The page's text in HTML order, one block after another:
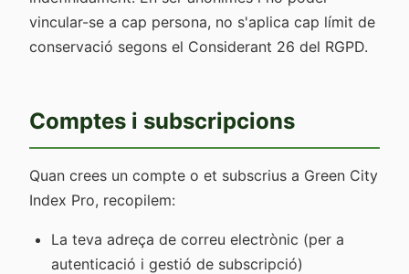
vincular-se a cap persona, no s'aplica cap límit de
conservació segons el Considerant 26 del RGPD.
Comptes i subscripcions
Quan crees un compte o et subscrius a Green City
Index Pro, recopilem:
La teva adreça de correu electrònic (per a
autenticació i gestió de subscripció)